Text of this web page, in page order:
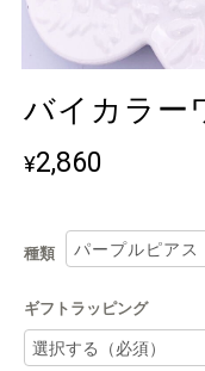
バイカラー
¥2,860
種類
ギフトラッピング